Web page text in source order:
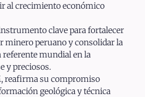
al crecimiento económico
clave para fortalecer
minero peruano y consolidar la
mundial en la
y preciosos.
reafirma su compromiso
geológica y técnica